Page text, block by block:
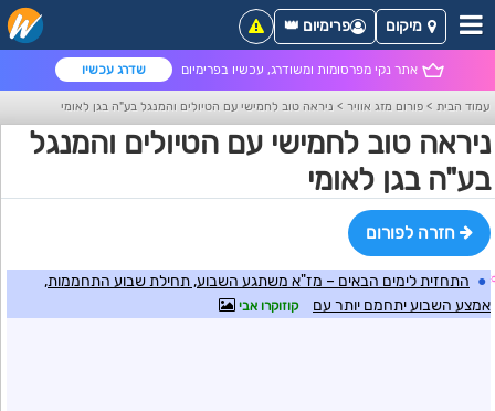
אתר נקי מפרסומות ומשודרג, עכשיו בפרימיום שדרג עכשיו
מיקום פרימיום 👑
עמוד הבית > פורום מזג אוויר > ניראה טוב לחמישי עם הטיולים והמנגל בע"ה בגן לאומי
ניראה טוב לחמישי עם הטיולים והמנגל
בע"ה בגן לאומי
חזרה לפורום
● התחזית לימים הבאים – מז"א משתגע השבוע, תחילת שבוע התחממות,
אמצע השבוע יתחמם יותר עם
קוזוקרו אבי